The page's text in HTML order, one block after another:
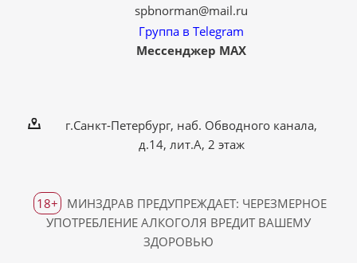
spbnorman@mail.ru
Группа в Telegram
Мессенджер MAX
г.Санкт-Петербург, наб. Обводного канала,
д.14, лит.А, 2 этаж
18+
МИНЗДРАВ ПРЕДУПРЕЖДАЕТ: ЧЕРЕЗМЕРНОЕ
УПОТРЕБЛЕНИЕ АЛКОГОЛЯ ВРЕДИТ ВАШЕМУ
ЗДОРОВЬЮ